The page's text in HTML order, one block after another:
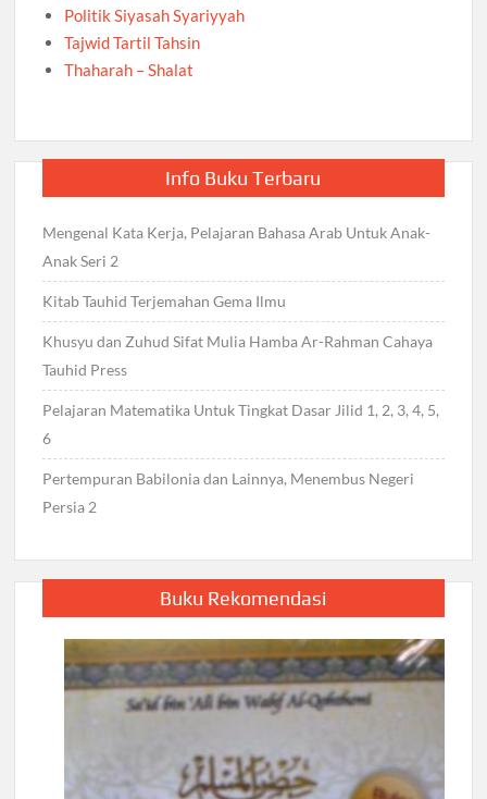
Politik Siyasah Syariyyah
Tajwid Tartil Tahsin
Thaharah – Shalat
Info Buku Terbaru
Mengenal Kata Kerja, Pelajaran Bahasa Arab Untuk Anak-
Anak Seri 2
Kitab Tauhid Terjemahan Gema Ilmu
Khusyu dan Zuhud Sifat Mulia Hamba Ar-Rahman Cahaya
Tauhid Press
Pelajaran Matematika Untuk Tingkat Dasar Jilid 1, 2, 3, 4, 5,
6
Pertempuran Babilonia dan Lainnya, Menembus Negeri
Persia 2
Buku Rekomendasi